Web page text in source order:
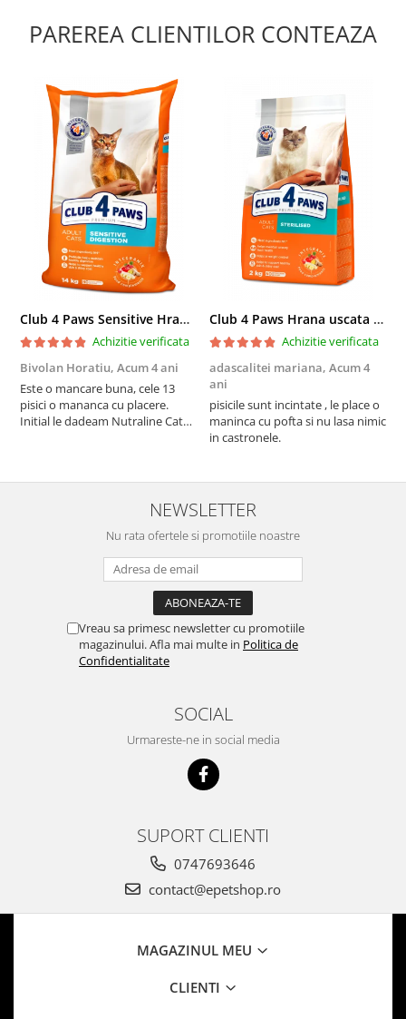
PAREREA CLIENTILOR CONTEAZA
Club 4 Paws Sensitive Hrana uscata pisici adulte, 14kg
Achizitie verificata
Bivolan Horatiu, Acum 4 ani
Este o mancare buna, cele 13
pisici o mananca cu placere.
Initial le dadeam Nutraline Cat
nu o mananca cu placere. Eu
sunt multumit si voi continua cu
Club 4 Paws Hrana uscata pisici sterilizate, 2kg
Achizitie verificata
adascalitei mariana, Acum 4
ani
pisicile sunt incintate , le place o
maninca cu pofta si nu lasa nimic
in castronele.
NEWSLETTER
Nu rata ofertele si promotiile noastre
Vreau sa primesc newsletter cu promotiile
magazinului. Afla mai multe in Politica de
Confidentialitate
SOCIAL
Urmareste-ne in social media
SUPORT CLIENTI
0747693646
contact@epetshop.ro
MAGAZINUL MEU
CLIENTI